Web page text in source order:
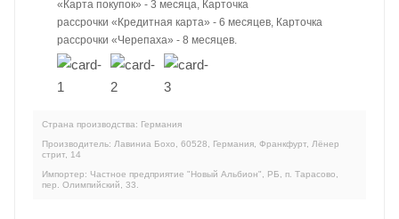
«Карта покупок» - 3 месяца, Карточка
рассрочки «Кредитная карта» - 6 месяцев, Карточка
рассрочки «Черепаха» - 8 месяцев.
Страна производства: Германия
Производитель: Лавиниа Бохо, 60528, Германия, Франкфурт, Лёнер
стрит, 14
Импортер: Частное предприятие "Новый Альбион", РБ, п. Тарасово,
пер. Олимпийский, 33.